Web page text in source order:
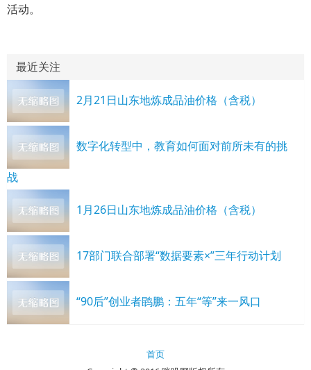
活动。
最近关注
2月21日山东地炼成品油价格（含税）
数字化转型中，教育如何面对前所未有的挑
战
1月26日山东地炼成品油价格（含税）
17部门联合部署“数据要素×”三年行动计划
“90后”创业者鹍鹏：五年“等”来一风口
首页